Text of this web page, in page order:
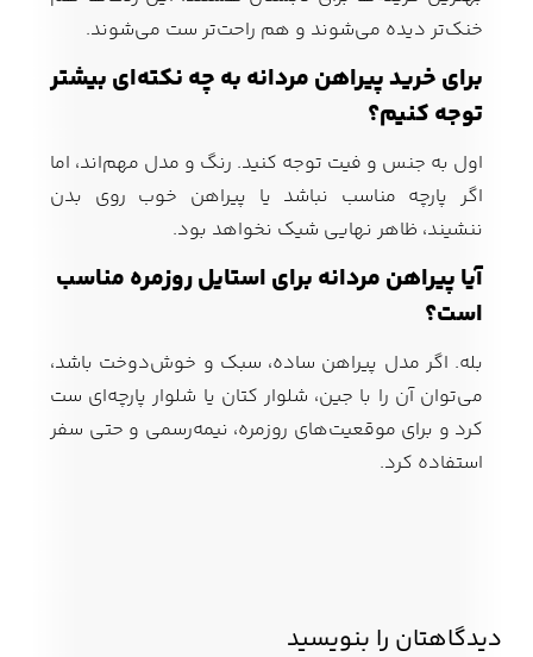
خنک‌تر دیده می‌شوند و هم راحت‌تر ست می‌شوند.
برای خرید پیراهن مردانه به چه نکته‌ای بیشتر
توجه کنیم؟
اول به جنس و فیت توجه کنید. رنگ و مدل مهم‌اند، اما
اگر پارچه مناسب نباشد یا پیراهن خوب روی بدن
ننشیند، ظاهر نهایی شیک نخواهد بود.
آیا پیراهن مردانه برای استایل روزمره مناسب
است؟
بله. اگر مدل پیراهن ساده، سبک و خوش‌دوخت باشد،
می‌توان آن را با جین، شلوار کتان یا شلوار پارچه‌ای ست
کرد و برای موقعیت‌های روزمره، نیمه‌رسمی و حتی سفر
استفاده کرد.
دیدگاهتان را بنویسید